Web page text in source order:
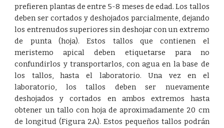
prefieren plantas de entre 5-8 meses de edad. Los tallos
deben ser cortados y deshojados parcialmente, dejando
los entrenudos superiores sin deshojar con un extremo
de punta (hoja). Estos tallos que contienen el
meristemo apical deben etiquetarse para no
confundirlos y transportarlos, con agua en la base de
los tallos, hasta el laboratorio. Una vez en el
laboratorio, los tallos deben ser nuevamente
deshojados y cortados en ambos extremos hasta
obtener un tallo con hoja de aproximadamente 20 cm
de longitud (Figura2A). Estos pequeños tallos podrán